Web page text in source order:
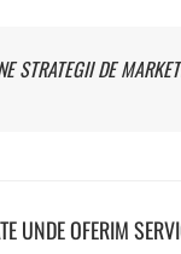
STRATEGII DE
UNDE OFERIM